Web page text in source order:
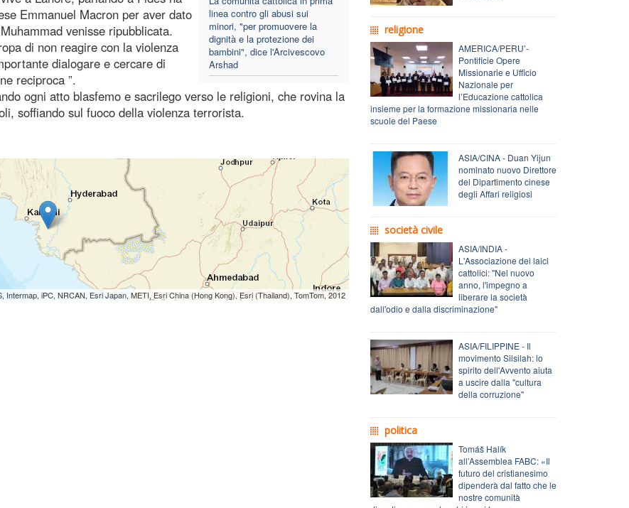
linea contro gli abusi sui
minori, "per promuovere la
dignità e la protezione dei
bambini", dice l'Arcivescovo
Arshad
Emmanuel Macron per aver dato
venisse ripubblicata.
di non reagire con la violenza
dialogare e cercare di
reciproca ”.
ogni atto blasfemo e sacrilego verso le religioni, che rovina la
soffiando sul fuoco della violenza terrorista.
iPC, NRCAN, Esri Japan, METI, Esri China (Hong Kong), Esri (Thailand), TomTom, 2012
religione
AMERICA/PERU’-
Pontificie Opere
Missionarie e Ufficio
Nazionale per
l’Educazione cattolica
insieme per la formazione missionaria nelle
scuole del Paese
ASIA/CINA - Duan Yijun
nominato nuovo Direttore
del Dipartimento cinese
degli Affari religiosi
società civile
ASIA/INDIA -
L'Associazione dei laici
cattolici: "Nel nuovo
anno, l'impegno a
liberare la società
dall'odio e dalla discriminazione"
ASIA/FILIPPINE - Il
movimento Silsilah: lo
spirito dell'Avvento aiuta
a uscire dalla "cultura
della corruzione"
politica
Tomáš Halík
all’Assemblea FABC: «Il
futuro del cristianesimo
dipenderà dal fatto che le
nostre comunità